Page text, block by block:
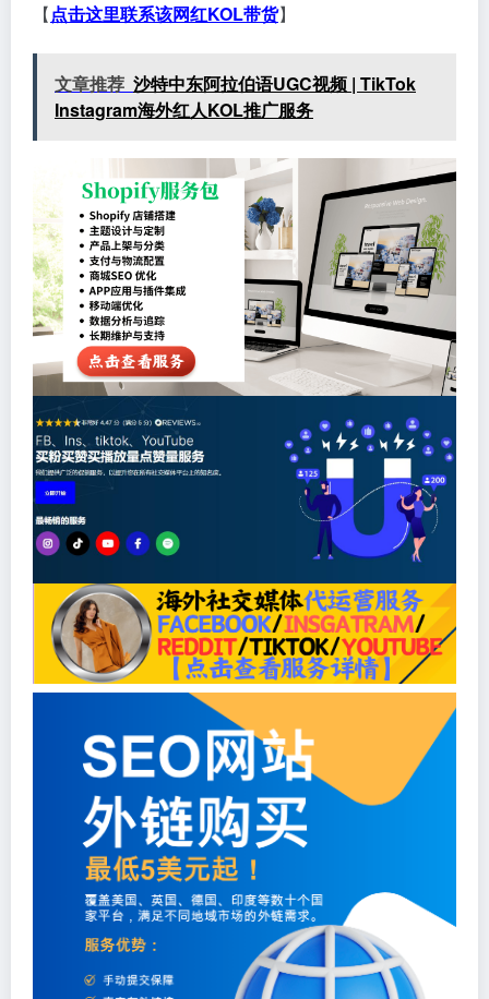
【点击这里联系该网红KOL带货】
文章推荐 沙特中东阿拉伯语UGC视频 | TikTok
Instagram海外红人KOL推广服务